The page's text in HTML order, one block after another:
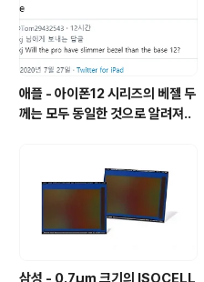
애플 - 아이폰12 시리즈의 베젤 두
께는 모두 동일한 것으로 알려져..
삼성 - 0.7㎛ 크기의 ISOCELL